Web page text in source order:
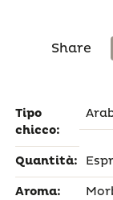
Share
Tipo
chicco:
Quantità:
Aroma: